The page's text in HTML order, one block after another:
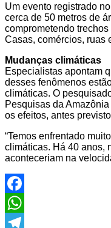
Um evento registrado
cerca de 50 metros de
comprometendo
Casas, comércios, ruas
Mudanças climáticas
Especialistas apontam
desses fenômenos
climáticas. O
Pesquisas da
os efeitos, antes
“Temos enfrentado
climáticas. Há 40 anos,
aconteceriam na
Facebook
WhatsApp